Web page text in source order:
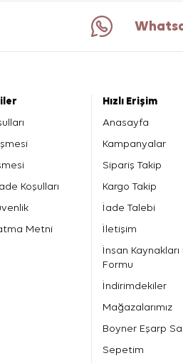
Koşulları
Metni
Hızlı Erişim
Anasayfa
Kampanyalar
Sipariş Takip
Kargo Takip
İade Talebi
İletişim
İnsan Kaynakları
Formu
İndirimdekiler
Mağazalarımız
Boyner Eşarp
Sepetim